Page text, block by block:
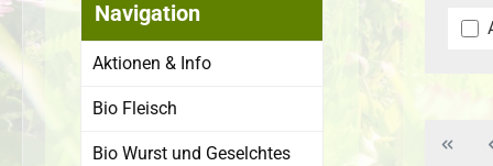
Navigation
Aktionen & Info
Bio Fleisch
Bio Wurst und Geselchtes